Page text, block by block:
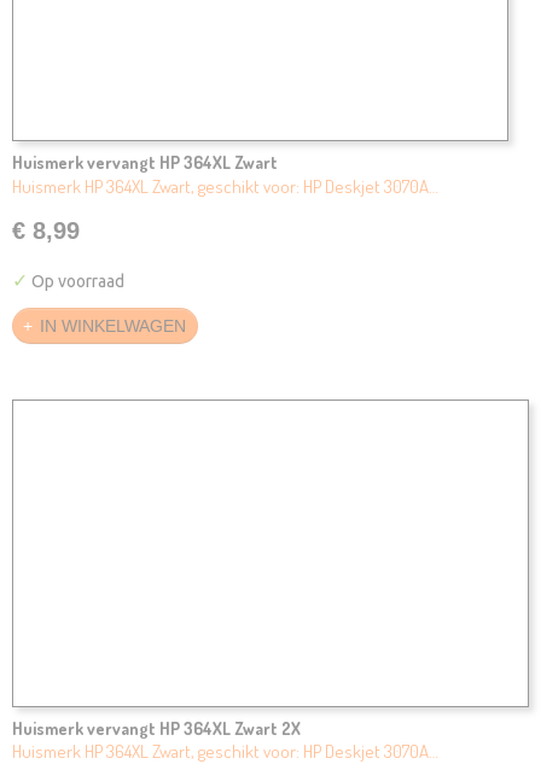
Huismerk vervangt HP 364XL Zwart
Huismerk HP 364XL Zwart, geschikt voor: HP Deskjet 3070A…
€ 8,99
✓ Op voorraad
IN WINKELWAGEN
Huismerk vervangt HP 364XL Zwart 2X
Huismerk HP 364XL Zwart, geschikt voor: HP Deskjet 3070A…